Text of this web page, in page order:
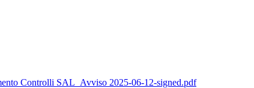
Controlli SAL_Avviso 2025-06-12-signed.pdf